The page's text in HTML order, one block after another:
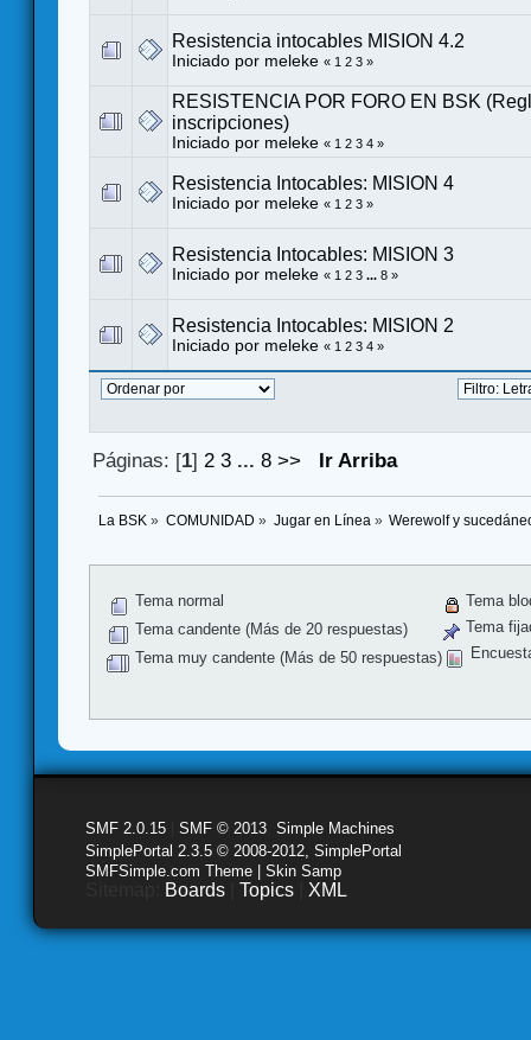
Resistencia intocables MISION 4.2
Iniciado por meleke « 1 2 3 »
RESISTENCIA POR FORO EN BSK
inscripciones)
Iniciado por meleke « 1 2 3 4 »
Resistencia Intocables: MISION 4
Iniciado por meleke « 1 2 3 »
Resistencia Intocables: MISION 3
Iniciado por meleke « 1 2 3 ... 8 »
Resistencia Intocables: MISION 2
Iniciado por meleke « 1 2 3 4 »
Páginas: [1] 2 3 ...8 >> Ir Arriba
La BSK » COMUNIDAD » Jugar en Línea » Werewolf y
Tema normal
Tema candente (Más de 20 respuestas)
Tema muy candente (Más de 50 respuestas)
Tema
Tema
SMF 2.0.15 SMF © 2013 Simple Machines
SimplePortal 2.3.5 © 2008-2012, SimplePortal
SMFSimple.com Theme | Skin Samp
Boards Topics XML